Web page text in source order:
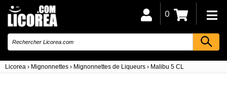
Licorea › Mignonnettes › Mignonnettes de Liqueurs › Malibu 5 CL
0